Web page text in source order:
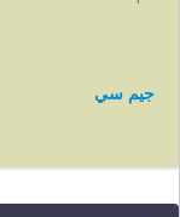
جيم سي